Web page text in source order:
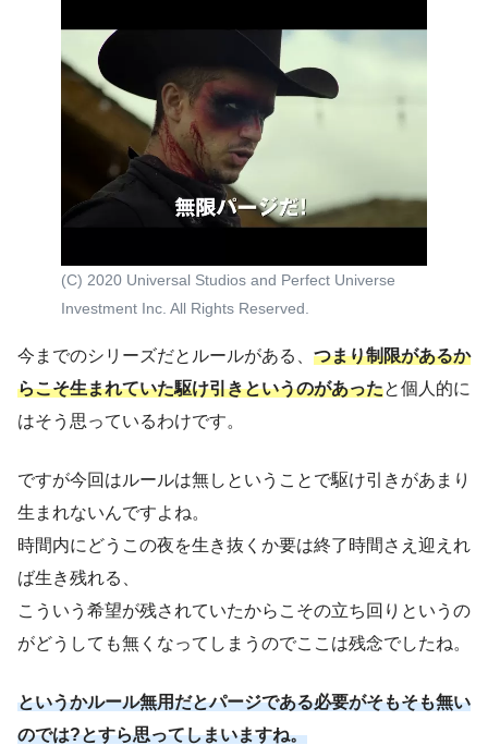
(C) 2020 Universal Studios and Perfect Universe
Investment Inc. All Rights Reserved.
今までのシリーズだとルールがある、 つまり制限があるか
らこそ生まれていた駆け引きというのがあったと個人的に
はそう思っているわけです。
ですが今回はルールは無しということで駆け引きがあまり
生まれないんですよね。
時間内にどうこの夜を生き抜くか要は終了時間さえ迎えれ
ば生き残れる、
こういう希望が残されていたからこその立ち回りというの
がどうしても無くなってしまうのでここは残念でしたね。
というかルール無用だとパージである必要がそもそも無い
のでは?とすら思ってしまいますね。